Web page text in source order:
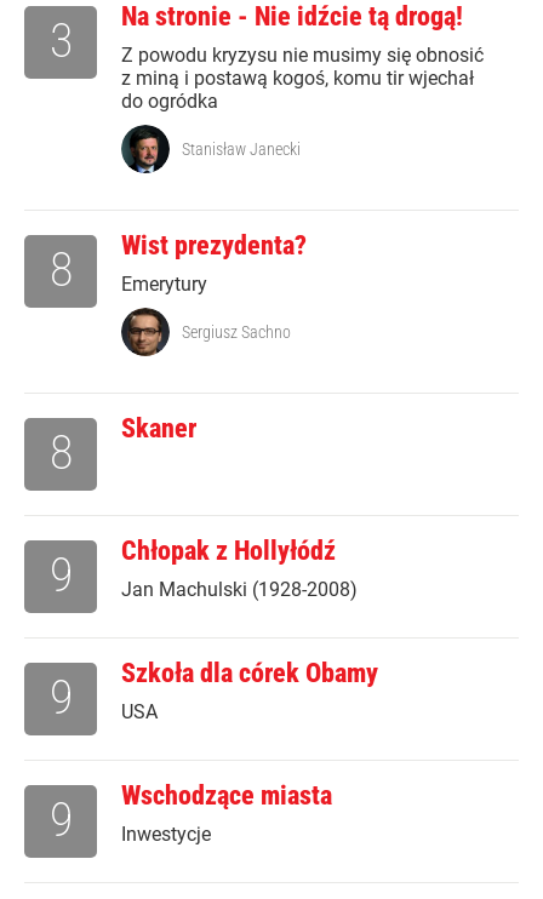
Na stronie - Nie idźcie tą drogą!
Z powodu kryzysu nie musimy się obnosić
z miną i postawą kogoś, komu tir wjechał
do ogródka
3
Stanisław Janecki
Wist prezydenta?
Emerytury
8
Sergiusz Sachno
Skaner
8
Chłopak z Hollyłódź
Jan Machulski (1928-2008)
9
Szkoła dla córek Obamy
USA
9
Wschodzące miasta
Inwestycje
9